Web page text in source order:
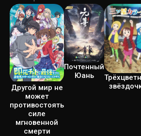
Другой мир не
может
противостоять
силе
мгновенной
смерти
Почтенный
Юань